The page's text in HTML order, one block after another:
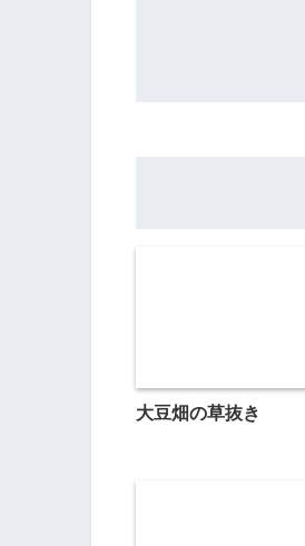
大豆畑の草抜き